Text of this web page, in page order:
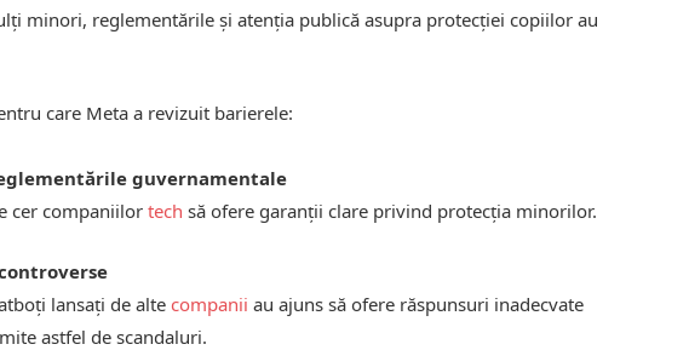
minori, reglementările și atenția publică asupra protecției copiilor au
care Meta a revizuit barierele:
guvernamentale
cer companiilortech să ofere garanții clare privind protecția minorilor.
lansați de alte companii au ajuns să ofere răspunsuri inadecvate
astfel de scandaluri.